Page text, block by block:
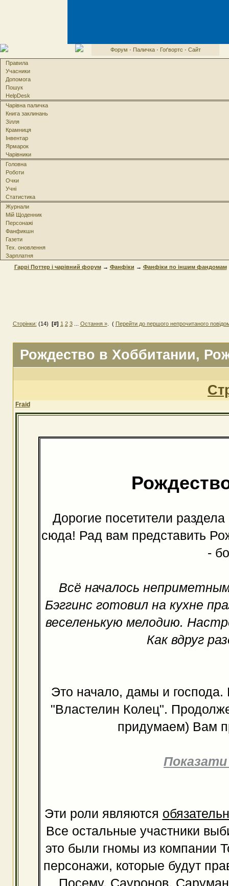
Форум · Паличка· Гоґвортс · Сайт
Правила
Учасники
Допомога
Пошук
HelpDesk
Чарівна паличка
Книга заклинань
Зілля
Крамниця
Інвентар
Ярмарок
Чарівники
Головна
Роботи
Очки
Учні
Статистика
Журнали
Мій Щоденник
Персонажі
Фанфикшн
Газети
Тех. оновлення
Зарплатня
Гаррі Поттер і чарівний форум→ Фанфіки → Фанфіки по іншим фандомам
Сторінки: (14) [#] 1 2 3... Остання ». ( Перейти до першого непрочитаного
Рождество в Хоббитании,
Fraid
Дорогие посетители
сюда! Рад вам представить
-
Всё началось
Бэггинс готовил на кухне
веселенькую мелодию.
Как вдруг
Это начало, дамы и
"Властелин Колец".
придумаем) Вам
Эти роли являются
Все остальные участники
это были гномы из компании
персонажи, которые будут
Посему, Сауронов,